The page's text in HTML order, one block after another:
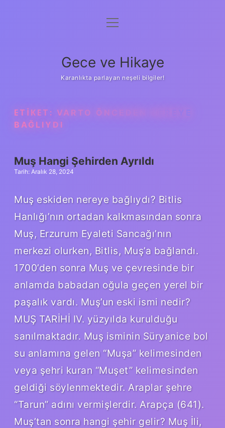
Anasayfa
Yasal Uyarı
menüyü
Gece ve Hikaye
Karanlıkta parlayan neşeli bilgiler!
ETIKET: VARTO ÖNCEDEN NEREYE
BAĞLIYDI
Muş Hangi Şehirden Ayrıldı
Tarih: Aralık 28, 2024
Muş eskiden nereye bağlıydı? Bitlis
Hanlığı’nın ortadan kalkmasından sonra
Muş, Erzurum Eyaleti Sancağı’nın
merkezi olurken, Bitlis, Muş’a bağlandı.
1700’den sonra Muş ve çevresinde bir
anlamda babadan oğula geçen yerel bir
paşalık vardı. Muş’un eski ismi nedir?
MUŞ TARİHİ IV. yüzyılda kurulduğu
sanılmaktadır. Muş isminin Süryanice bol
su anlamına gelen “Muşa” kelimesinden
veya şehri kuran “Muşet” kelimesinden
geldiği söylenmektedir. Araplar şehre
“Tarun” adını vermişlerdir. Arapça (641).
Muş’tan sonra hangi şehir gelir? Muş İli,